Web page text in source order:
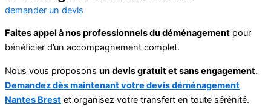
demander un devis
Faites appel à nos professionnels du déménagement pour
bénéficier d’un accompagnement complet.
Nous vous proposons un devis gratuit et sans engagement.
Demandez dès maintenant votre devis déménagement
Nantes Brest et organisez votre transfert en toute sérénité.